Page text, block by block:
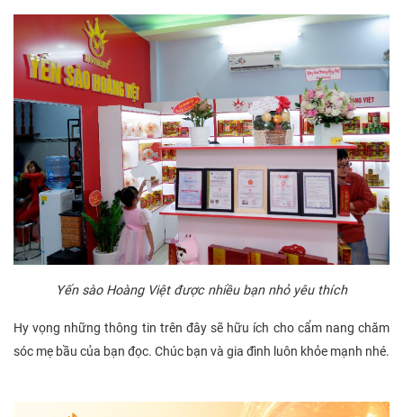
Yến sào Hoàng Việt được nhiều bạn nhỏ yêu thích
Hy vọng những thông tin trên đây sẽ hữu ích cho cẩm nang chăm
sóc mẹ bầu của bạn đọc. Chúc bạn và gia đình luôn khỏe mạnh nhé.